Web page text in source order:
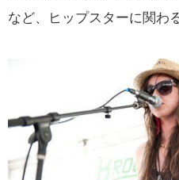
など、ヒップスターに関わ